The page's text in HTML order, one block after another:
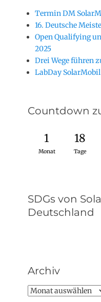
Termin DM
16. Deutsche
Open Qualifying
2025
Drei Wege führen
LabDay
Countdown
1
Monat
18
Tage
SDGs von
Deutschland
Archiv
Archiv